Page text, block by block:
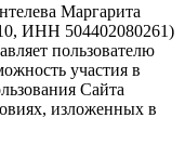
Маргарита
ИНН 504402080261)
пользователю
участия в
Сайта
изложенных в